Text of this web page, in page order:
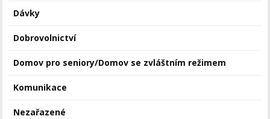
Dávky
Dobrovolnictví
Domov pro seniory/Domov se zvláštním režimem
Komunikace
Nezařazené